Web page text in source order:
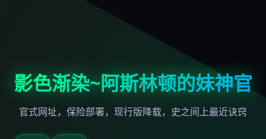
影色渐染~阿斯林顿的妹神官
官式网址，保险部署，现行版降载，史之间上最近诀窍